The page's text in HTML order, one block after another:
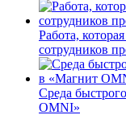
Работа,
сотрудников
Среда
OMNI»